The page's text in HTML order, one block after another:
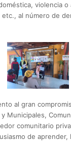
violencia o
al número de
al gran
Municipales,
comunitario
de aprender,